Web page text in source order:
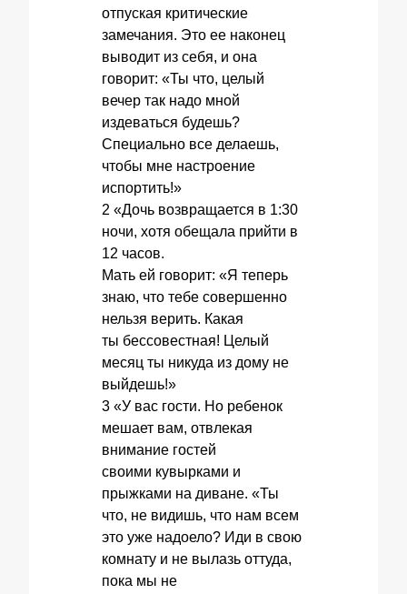
отпуская критические
замечания. Это ее наконец
выводит из себя, и она
говорит: «Ты что, целый
вечер так надо мной
издеваться будешь?
Специально все делаешь,
чтобы мне настроение
испортить!»
2 «Дочь возвращается в 1:30
ночи, хотя обещала прийти в
12 часов.
Мать ей говорит: «Я теперь
знаю, что тебе совершенно
нельзя верить. Какая
ты бессовестная! Целый
месяц ты никуда из дому не
выйдешь!»
3 «У вас гости. Но ребенок
мешает вам, отвлекая
внимание гостей
своими кувырками и
прыжками на диване. «Ты
что, не видишь, что нам всем
это уже надоело? Иди в свою
комнату и не вылазь оттуда,
пока мы не